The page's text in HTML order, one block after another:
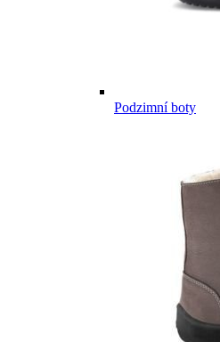
Podzimní boty